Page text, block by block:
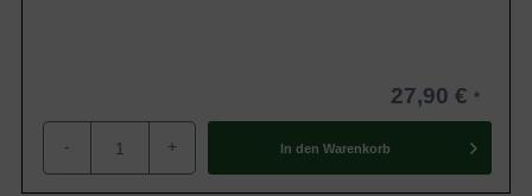
27,90 €
- + In den Warenkorb